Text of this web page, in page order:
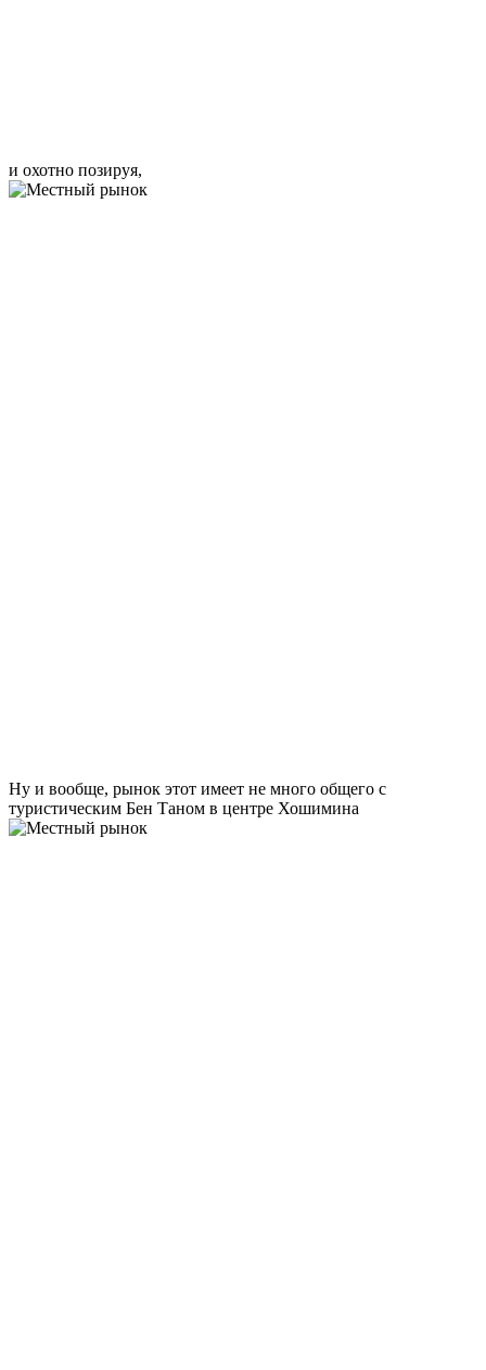
и охотно позируя,
Ну и вообще, рынок этот имеет не много общего с
туристическим Бен Таном в центре Хошимина